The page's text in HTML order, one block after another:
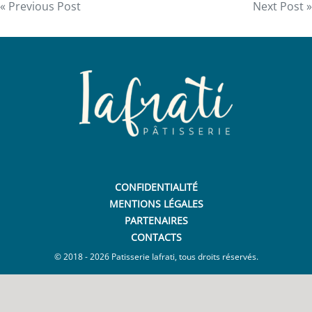
Navigation
de
« Previous Post Next Post »
CONFIDENTIALITÉ
MENTIONS LÉGALES
PARTENAIRES
CONTACTS
© 2018 - 2026 Patisserie Iafrati, tous droits réservés.